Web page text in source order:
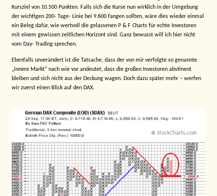
Kursziel von 10.500 Punkten. Falls sich die Kurse nun wirklich in der Umgebung
der wichtigen 200- Tage- Linie bei 9.600 fangen sollten, wäre dies wieder einmal
ein Beleg dafür, wie wertvoll die gelassenen P & F Charts für echte Investoren
mit einem gewissen zeitlichen Horizont sind. Ganz bewusst will ich hier nicht
vom Day- Trading sprechen.
Ebenfalls unverändert ist die Tatsache, dass der von mir verfolgte so genannte
„innere Markt“ nach wie vor andeutet, dass die großen Investoren abstinent
bleiben und sich nicht aus der Deckung wagen. Doch dazu später mehr – werfen
wir zuerst einen Blick auf den DAX.